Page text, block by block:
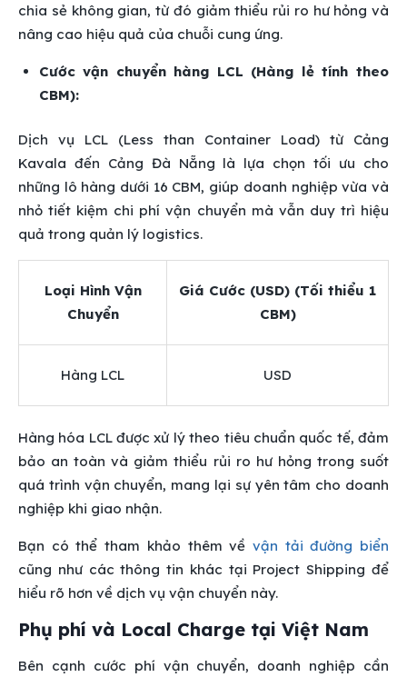
chia sẻ không gian, từ đó giảm thiểu rủi ro hư hỏng và
nâng cao hiệu quả của chuỗi cung ứng.
Cước vận chuyển hàng LCL (Hàng lẻ tính theo
CBM):
Dịch vụ LCL (Less than Container Load) từ Cảng
Kavala đến Cảng Đà Nẵng là lựa chọn tối ưu cho
những lô hàng dưới 16 CBM, giúp doanh nghiệp vừa và
nhỏ tiết kiệm chi phí vận chuyển mà vẫn duy trì hiệu
quả trong quản lý logistics.
Loại Hình Vận
Chuyển
Giá Cước (USD) (Tối thiểu 1
CBM)
Hàng LCL USD
Hàng hóa LCL được xử lý theo tiêu chuẩn quốc tế, đảm
bảo an toàn và giảm thiểu rủi ro hư hỏng trong suốt
quá trình vận chuyển, mang lại sự yên tâm cho doanh
nghiệp khi giao nhận.
Bạn có thể tham khảo thêm về vận tải đường biển
cũng như các thông tin khác tại Project Shipping để
hiểu rõ hơn về dịch vụ vận chuyển này.
Phụ phí và Local Charge tại Việt Nam
Bên cạnh cước phí vận chuyển, doanh nghiệp cần